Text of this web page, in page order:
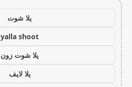
يلا شوت
yalla shoot
يلا شوت زون
يلا لايف